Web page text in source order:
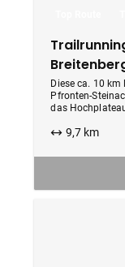
Diese ca. 10
Pfronten-
das
9,7 km